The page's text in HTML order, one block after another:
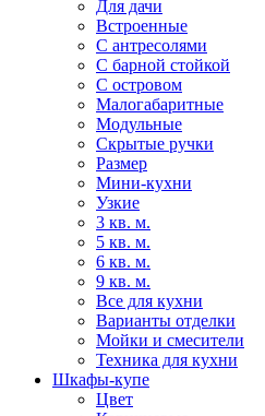
Для дачи
Встроенные
С антресолями
С барной стойкой
С островом
Малогабаритные
Модульные
Скрытые ручки
Размер
Мини-кухни
Узкие
3 кв. м.
5 кв. м.
6 кв. м.
9 кв. м.
Все для кухни
Варианты отделки
Мойки и смесители
Техника для кухни
Шкафы-купе
Цвет